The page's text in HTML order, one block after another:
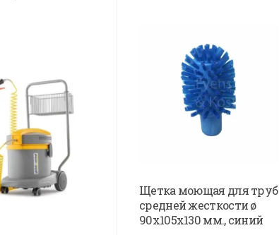
Щетка моющая для труб
средней жесткости ø
90х105х130 мм., синий